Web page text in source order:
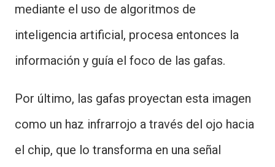
mediante el uso de algoritmos de
inteligencia artificial, procesa entonces la
información y guía el foco de las gafas.
Por último, las gafas proyectan esta imagen
como un haz infrarrojo a través del ojo hacia
el chip, que lo transforma en una señal